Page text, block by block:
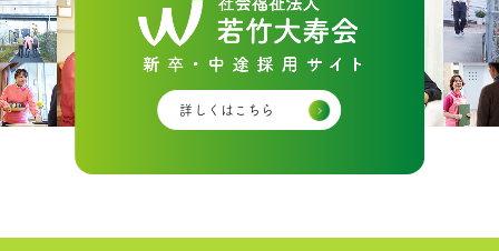
詳しくはこちら